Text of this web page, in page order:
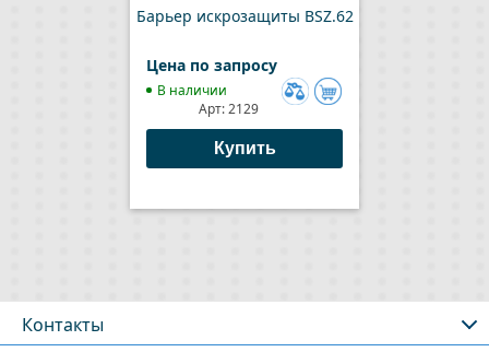
Барьер искрозащиты BSZ.62
Цена по запросу
сравнению
В наличии
Арт:2129
Купить
Контакты